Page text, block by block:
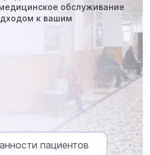
обслуживание
к вашим
пациентов